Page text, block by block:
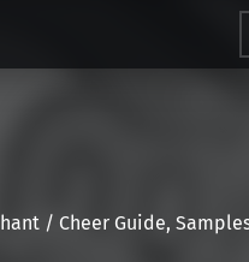
/ Cheer Guide,